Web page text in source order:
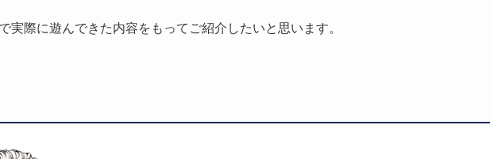
実際に遊んできた内容をもってご紹介したいと思います。